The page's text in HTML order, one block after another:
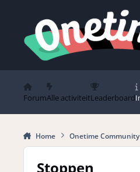
ForumAlle activiteitLeaderboard
Home Onetime Community
Stoppen